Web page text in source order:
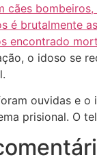
cães
é brutalmente
encontrado
o idoso se
ouvidas e
prisional. O